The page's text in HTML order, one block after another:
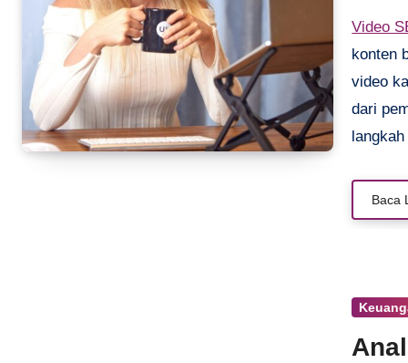
Video
konten
video
dari
Artikel
Baca